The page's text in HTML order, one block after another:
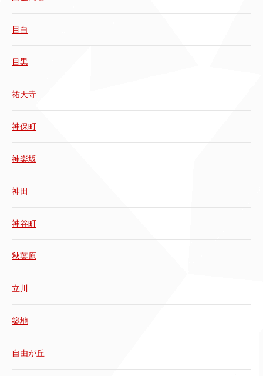
目白
目黒
祐天寺
神保町
神楽坂
神田
神谷町
秋葉原
立川
築地
自由が丘